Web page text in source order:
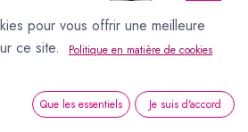
pour vous offrir une meilleure
ce site.
Politique en matière de cookies
Que les essentiels Je suis d'accord